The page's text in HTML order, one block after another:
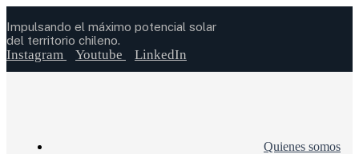
Impulsando el máximo potencial solar
del territorio chileno.
Instagram Youtube LinkedIn
Quienes somos